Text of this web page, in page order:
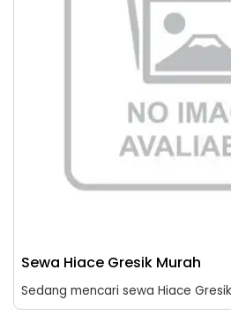
Sewa Hiace Gresik Murah
Sedang mencari sewa Hiace